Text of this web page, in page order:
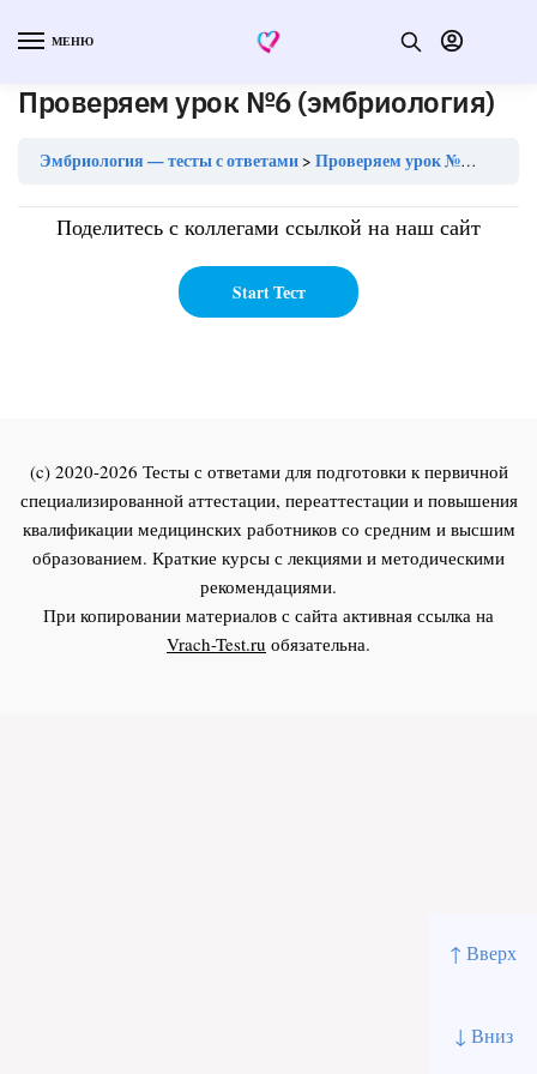
↑ Вверх
↓ Вниз
МЕНЮ
Проверяем урок №6 (эмбриология)
Эмбриология — тесты с ответами Проверяем урок №6 (эмбриология)
Поделитесь с коллегами ссылкой на наш сайт
(c) 2020-2026 Тесты с ответами для подготовки к первичной
специализированной аттестации, переаттестации и повышения
квалификации медицинских работников со средним и высшим
образованием. Краткие курсы с лекциями и методическими
рекомендациями.
При копировании материалов с сайта активная ссылка на
Vrach-Test.ru обязательна.